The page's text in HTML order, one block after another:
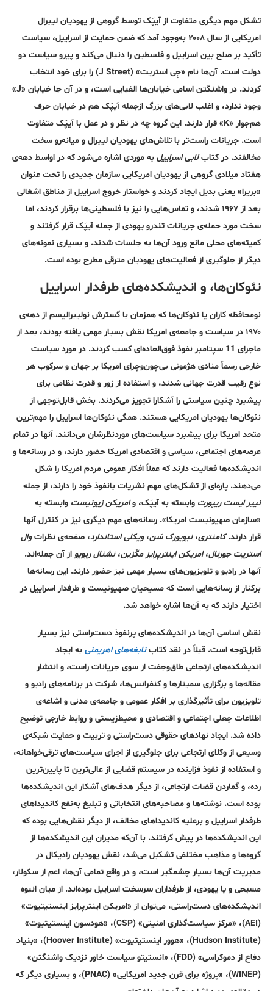
تشکل مهم دیگری متفاوت از آیپَک توسط گروهی از یهودیان لیبرال
امریکایی از سال ۲۰۰۸ به‌وجود آمد که ضمن حمایت از اسراییل، سیاست
تأکید بر صلح بین اسراییل و فلسطین را دنبال می‌کند و پیرو سیاست دو
دولت است. آن‌ها نام «جِی استریت» (J Street) را برای خود انتخاب
کردند. در واشنگتن اسامی خیابان‌ها الفبایی است، و در آن جا خیابان «J»
وجود ندارد، و اغلب لابی‌های بزرگ از‌جمله آیپَک هم در خیابان حرف
هم‌جوار «K» قرار دارند. این گروه چه در نظر و در عمل با آیپَک متفاوت
است. جریانات راست‌تر با تلاش‌های یهودیان لیبرال و میانه‌رو سخت
مخالفند. در کتابلابی اسراییل به موردی اشاره می‌شود که در اواسط دهه‌ی
هفتاد میلادی گروهی از یهودیان امریکایی سازمان جدیدی را تحت عنوان
«بریرا» یعنی بدیل ایجاد کردند و خواستار خروج اسراییل از مناطق اشغالی
بعد از ۱۹۶۷ شدند، و تماس‌هایی را نیز با فلسطینی‌ها بر‌قرار کردند، اما
سخت مورد حمله‌ی جریانات تند‌رو یهودی از جمله آیپَک قرار گرفتند و
کمیته‌های محلی مانع ورود آن‌ها به جلسات شدند. و بسیاری نمونه‌های
دیگر از جلوگیری از فعالیت‌های یهودیان مترقی مطرح بوده است.
نئوکان‌ها، و اندیشکده‌های طرفدار اسراییل
نومحافظه کاران یا نئوکان‌ها که همزمان با گسترش نولیبرالیسم از دهه‌ی
۱۹۷۰ در سیاست و جامعه‌ی امریکا نقش بسیار مهمی یافته بودند، بعد از
ماجرای 11 سپتامبر نفوذ فوق‌العاده‌ای کسب کردند. در مورد سیاست
خارجی رسماً منادی هژمونی بی‌چون‌و‌چرای امریکا بر جهان و سرکوب هر
نوع رقیب قدرت جهانی شدند، و استفاده از زور و قدرت نظامی برای
پیشبرد چنین سیاستی را آشکارا تجویز می‌کردند. بخش قابل‌توجهی از
نئوکان‌ها یهودیان امریکایی هستند. همگی نئو‌کان‌ها اسراییل را مهم‌ترین
متحد امریکا برای پیشبرد سیاست‌های مورد‌نظرشان می‌دانند. آنها در تمام
عرصه‌های اجتماعی، سیاسی و اقتصادی امریکا حضور دارند، و در رسانه‌ها و
اندیشکده‌ها فعالیت دارند که عملاً افکار عمومی مردم امریکا را شکل
می‌دهند. پاره‌ای از تشکل‌های مهم نشریات با‌نفوذ خود را دارند، از جمله
نییر ایست ریپورت وابسته به آیپَک، وامریکن زیونیست وابسته به
«سازمان صهیونیست امریکا». رسانه‌های مهم دیگری نیز در کنترل آنها
قرار دارند.کامنتری،نیویورک سَن،ویکلی استاندارد، صفحه‌ی نظراتوال
استریت جورنال،امریکن اینترپرایز مگَزین،نشنال ریویو از آن جمله‌اند.
آنها در رادیو و تلویزیون‌های بسیار مهمی نیز حضور دارند. این رسانه‌ها
بر‌کنار از رسانه‌هایی است که مسیحیان صهیونیست و طرفدار اسراییل در
اختیار دارند که به آن‌ها اشاره خواهد شد.
نقش اساسی آن‌ها در اندیشکده‌های پر‌نفوذ دست‌راستی نیز بسیار
قابل‌توجه است. قبلاً در نقد کتاب نابغه‌های اهریمنی به ایجاد
اندیشکده‌های ارتجاعی طاق‌وجفت از سوی جریانات راست، و انتشار
مقاله‌ها و برگزاری سمینار‌ها و کنفرانس‌ها، شرکت در برنامه‌های رادیو و
تلویزیون برای تأثیر‌گذاری بر افکار عمومی و جامعه‌ی مدنی و اشاعه‌ی
اطلاعات جعلی اجتماعی و اقتصادی و ‌محیط‌زیستی و روابط خارجی توضیح
داده شد. ایجاد نهادهای حقوقی دست‌راستی و تربیت و حمایت شبکه‌ی
وسیعی از وکلای ارتجاعی برای جلوگیری از اجرای سیاست‌های ترقی‌خواهانه،
و استفاده از نفوذ فزاینده در سیستم قضایی از عالی‌ترین تا پایین‌ترین
رده، و گماردن قضات ارتجاعی، از دیگر هدف‌های آشکار این اندیشکده‌ها
بوده است. نوشته‌ها و مصاحبه‌های انتخاباتی و تبلیغ به‌نفع کاندیداهای
طرفدار اسراییل و بر‌علیه کاندیداهای مخالف، از دیگر نقش‌هایی بوده که
این اندیشکده‌ها در پیش گرفتند. با آن‌که مدیران این اندیشکده‌ها از
گروه‌ها و مذاهب مختلفی تشکیل می‌شد، نقش یهودیان رادیکال در
مدیریت آن‌ها بسیار چشمگیر است، و در واقع تمامی آن‌ها، اعم از سکولار،
مسیحی و یا یهودی، از طرفداران سرسخت اسراییل بوده‌اند. از میان انبوه
اندیشکده‌های دست‌راستی، می‌توان از «امریکن اینترپرایز اینستیتیوت»
(AEI)، «مرکز سیاست‌گذاری امنیتی» (CSP)، «هودسون اینستیتیوت»
(Hudson Institute)، «هوور اینستیتیوت» (Hoover Institute)،‌ «بنیاد
دفاع از دموکراسی» (FDD)، «انستیتو سیاست خاور نزدیک واشنگتن»
(WINEP)، «پروژه برای قرن جدید امریکایی‌» (PNAC)، و بسیاری دیگر که